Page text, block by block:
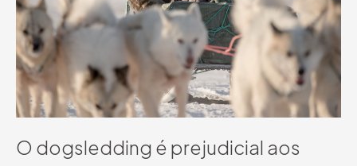
O dogsledding é prejudicial aos